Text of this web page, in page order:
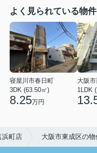
よく見られている物件
寝屋川市春日町
3DK (63.50㎡)
8.25万円
1LDK
浜町店 大阪市東成区の